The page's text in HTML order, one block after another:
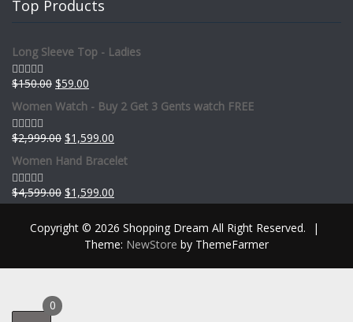
Top Products
Long Sleeve Top - Ladies
Rated
out
of
5
$150.00 $59.00
Women Watch - Buy 2 Get 3 Gents watch FREE
Rated
out
of
5
$2,999.00 $1,599.00
Women Hand Bracelet
Rated
0
$4,599.00 $1,599.00
Copyright © 2026 Shopping Dream All Right Reserved.
|
Theme: NewStore by ThemeFarmer
0